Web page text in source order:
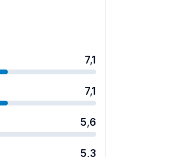
7,1
7,1
5,6
5,3